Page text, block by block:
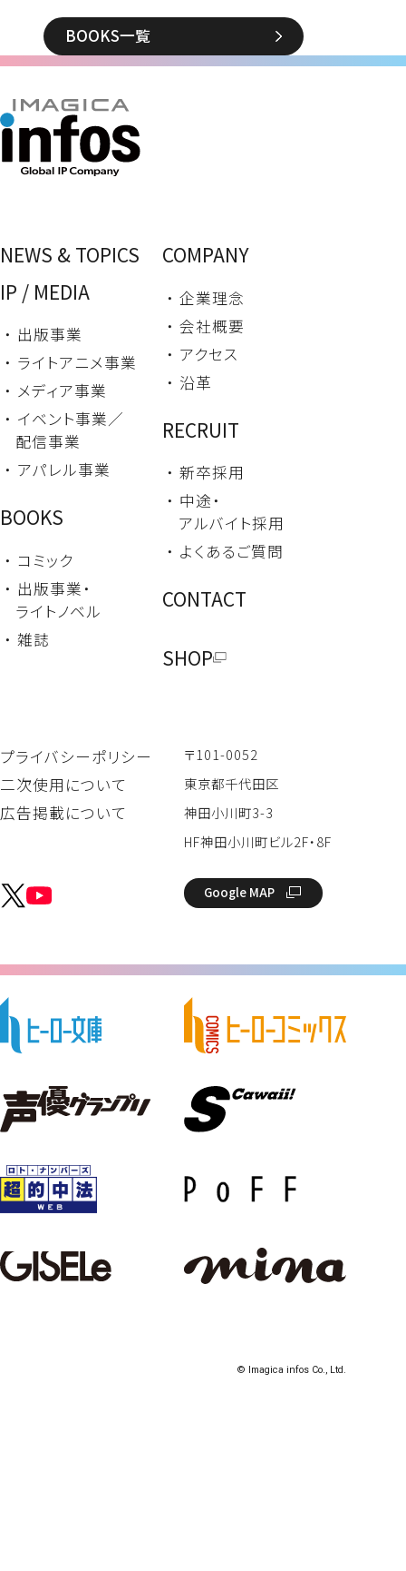
BOOKS一覧
プライバシーポリシー
二次使用について
広告掲載について
〒101-0052
東京都千代田区
神田小川町3-3
HF神田小川町ビル2F・8F
Google MAP
NEWS & TOPICS
IP / MEDIA
・ 出版事業
・ ライトアニメ事業
・ メディア事業
・ イベント事業／
配信事業
・ アパレル事業
BOOKS
・ コミック
・ 出版事業・
ライトノベル
・ 雑誌
COMPANY
・ 企業理念
・ 会社概要
・ アクセス
・ 沿革
RECRUIT
・ 新卒採用
・ 中途・
アルバイト採用
・ よくあるご質問
CONTACT
SHOP
© Imagica infos Co., Ltd.